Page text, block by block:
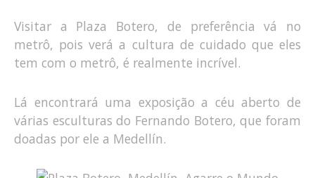
Visitar a Plaza Botero, de preferência vá no
metrô, pois verá a cultura de cuidado que eles
tem com o metrô, é realmente incrível.
Lá encontrará uma exposição a céu aberto de
várias esculturas do Fernando Botero, que foram
doadas por ele a Medellín.